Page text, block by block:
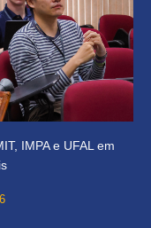
IMPA e UFAL em